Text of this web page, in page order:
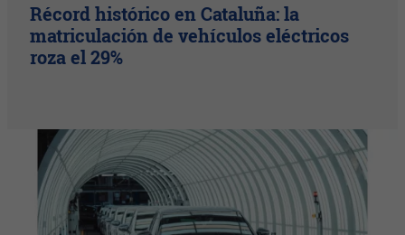
Récord histórico en Cataluña: la
matriculación de vehículos eléctricos
roza el 29%